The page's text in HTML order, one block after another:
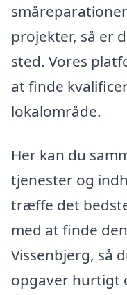
projekter, så er
sted. Vores
at finde
lokalområde.
Her kan du
tjenester og
træffe det
med at finde
Vissenbjerg, så
opgaver hurtigt